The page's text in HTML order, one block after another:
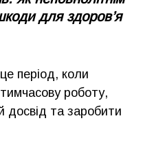
для здоров’я
період, коли
роботу,
досвід та заробити